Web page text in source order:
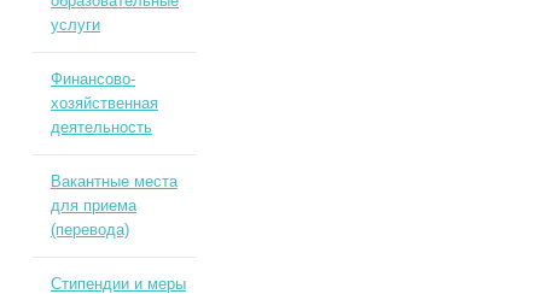
услуги
Финансово-
хозяйственная
деятельность
Вакантные места
для приема
(перевода)
Стипендии и меры